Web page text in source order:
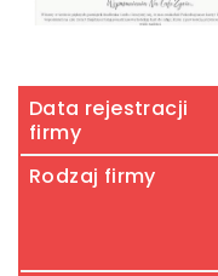
Data rejestracji
firmy
Rodzaj firmy